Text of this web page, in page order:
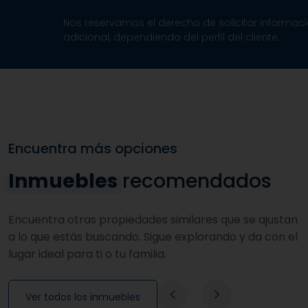
Nos reservamos el derecho de solicitar
adicional, dependiendo del perfil del cliente.
Encuentra más opciones
Inmuebles recomendados
Encuentra otras propiedades similares que se ajustan
a lo que estás buscando. Sigue explorando y da con el
lugar ideal para ti o tu familia.
Ver todos los inmuebles